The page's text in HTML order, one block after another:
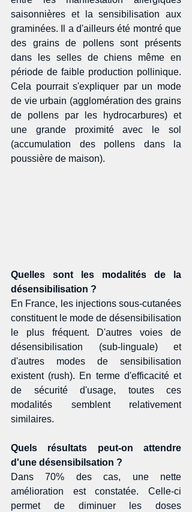
saisonnières et la sensibilisation aux
graminées. Il a d'ailleurs été montré que
des grains de pollens sont présents
dans les selles de chiens même en
période de faible production pollinique.
Cela pourrait s'expliquer par un mode
de vie urbain (agglomération des grains
de pollens par les hydrocarbures) et
une grande proximité avec le sol
(accumulation des pollens dans la
poussière de maison).
Quelles sont les modalités de la
désensibilisation ?
En France, les injections sous-cutanées
constituent le mode de désensibilisation
le plus fréquent. D'autres voies de
désensibilisation (sub-linguale) et
d'autres modes de sensibilisation
existent (rush). En terme d'efficacité et
de sécurité d'usage, toutes ces
modalités semblent relativement
similaires.
Quels résultats peut-on attendre
d'une désensibilsation ?
Dans 70% des cas, une nette
amélioration est constatée. Celle-ci
permet de diminuer les doses